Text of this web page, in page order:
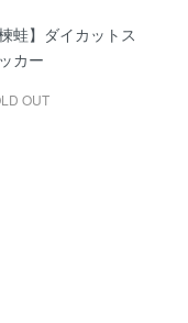
楝蛙】ダイカットス
カー
OUT